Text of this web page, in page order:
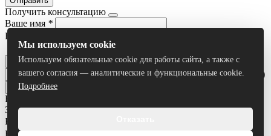
Получить консультацию
Ваше имя *
Ваш номер телефона
Я согласен наобработку персональных данных
Отправить
Умный поиск(тестовый режим)
Все результаты
Задать вопрос
Ваше имя
Ваш номер телефона
Мы используем cookie
Используем обязательные cookie для работы сайта, а также с
вашего согласия — аналитические и функциональные cookie.
Подробнее